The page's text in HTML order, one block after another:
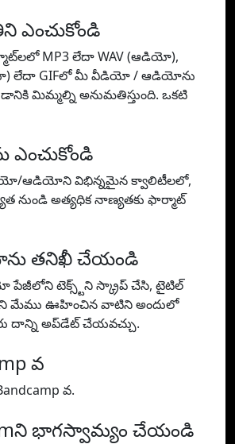
ఎంచుకోండి
MP3 లేదా WAV (ఆడియో),
లేదా GIFలో మీ వీడియో / ఆడియోను
మిమ్మల్ని అనుమతిస్తుంది. ఒకటి
ఎంచుకోండి
ఆడియోని విభిన్నమైన క్వాలిటీలలో,
నుండి అత్యధిక నాణ్యతకు ఫార్మాట్
తనిఖీ చేయండి
టెక్స్ట్‌ని స్క్రాప్ చేసి, టైటిల్
మేము ఊహించిన వాటిని అందులో
దాన్ని అప్‌డేట్ చేయవచ్చు.
వ
వ.
భాగస్వామ్యం చేయండి